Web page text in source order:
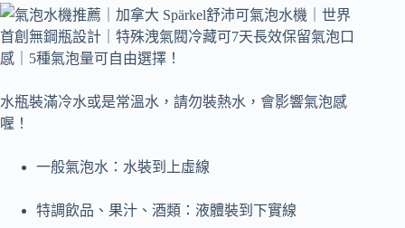
水瓶裝滿冷水或是常溫水，請勿裝熱水，會影響氣泡感
喔！
一般氣泡水：水裝到上虛線
特調飲品、果汁、酒類：液體裝到下實線